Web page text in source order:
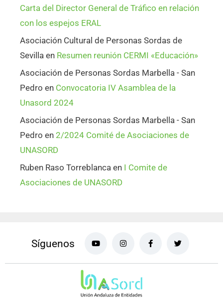
Carta del Director General de Tráfico en relación
con los espejos ERAL
Asociación Cultural de Personas Sordas de
Sevilla en Resumen reunión CERMI «Educación»
Asociación de Personas Sordas Marbella - San
Pedro en Convocatoria IV Asamblea de la
Unasord 2024
Asociación de Personas Sordas Marbella - San
Pedro en 2/2024 Comité de Asociaciones de
UNASORD
Ruben Raso Torreblanca en I Comite de
Asociaciones de UNASORD
Síguenos